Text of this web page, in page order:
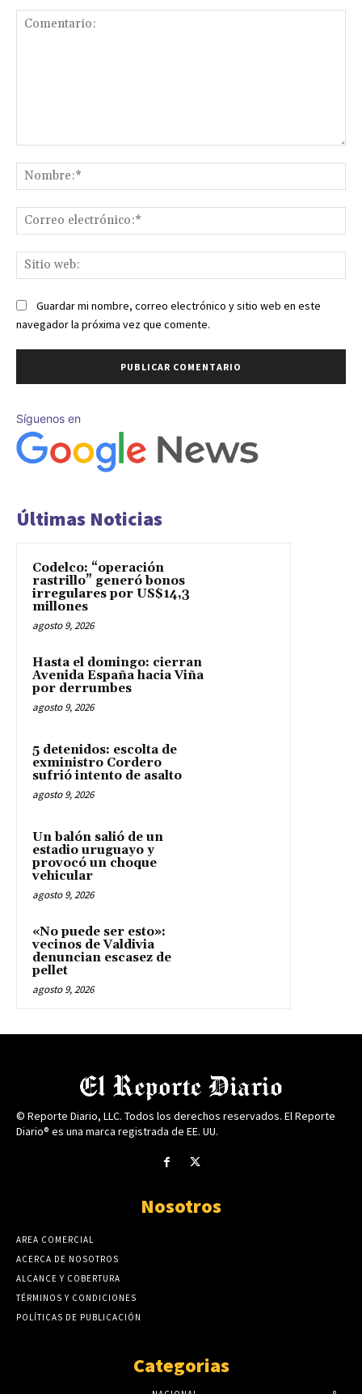
Guardar mi nombre, correo electrónico y sitio web en este
navegador la próxima vez que comente.
Síguenos en
Últimas Noticias
Codelco: “operación
rastrillo” generó bonos
irregulares por US$14,3
millones
agosto 9, 2026
Hasta el domingo: cierran
Avenida España hacia Viña
por derrumbes
agosto 9, 2026
5 detenidos: escolta de
exministro Cordero
sufrió intento de asalto
agosto 9, 2026
Un balón salió de un
estadio uruguayo y
provocó un choque
vehicular
agosto 9, 2026
«No puede ser esto»:
vecinos de Valdivia
denuncian escasez de
pellet
agosto 9, 2026
© Reporte Diario, LLC. Todos los derechos reservados. El Reporte
Diario® es una marca registrada de EE. UU.
Nosotros
AREA COMERCIAL
ACERCA DE NOSOTROS
ALCANCE Y COBERTURA
TÉRMINOS Y CONDICIONES
POLÍTICAS DE PUBLICACIÓN
Categorias